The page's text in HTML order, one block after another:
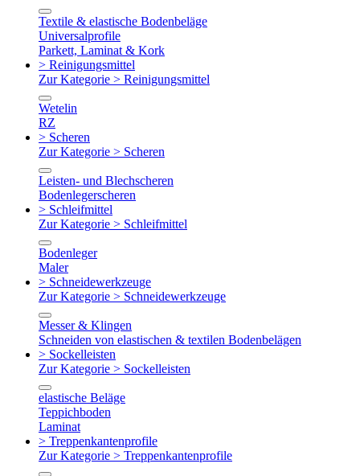
Textile & elastische Bodenbeläge
Universalprofile
Parkett, Laminat & Kork
> Reinigungsmittel
Zur Kategorie > Reinigungsmittel
Wetelin
RZ
> Scheren
Zur Kategorie > Scheren
Leisten- und Blechscheren
Bodenlegerscheren
> Schleifmittel
Zur Kategorie > Schleifmittel
Bodenleger
Maler
> Schneidewerkzeuge
Zur Kategorie > Schneidewerkzeuge
Messer & Klingen
Schneiden von elastischen & textilen Bodenbelägen
> Sockelleisten
Zur Kategorie > Sockelleisten
elastische Beläge
Teppichboden
Laminat
> Treppenkantenprofile
Zur Kategorie > Treppenkantenprofile